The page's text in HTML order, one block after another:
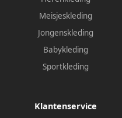
Meisjeskleding
Jongenskleding
Babykleding
Sportkleding
Klantenservice